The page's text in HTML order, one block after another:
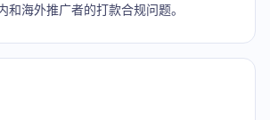
和海外推广者的打款合规问题。